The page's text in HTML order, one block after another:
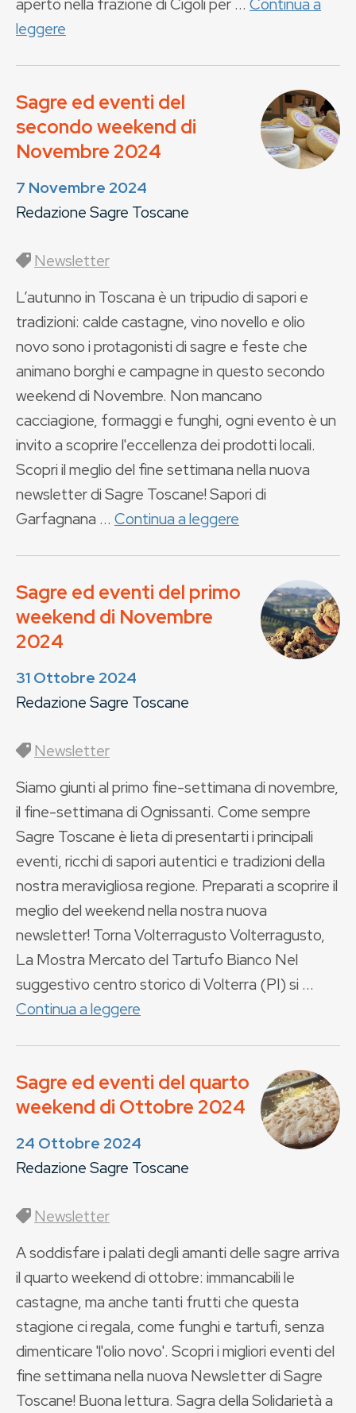
leggere
Sagre ed eventi del
secondo weekend di
Novembre 2024
7 Novembre 2024
Redazione Sagre Toscane
Newsletter
L’autunno in Toscana è un tripudio di sapori e
tradizioni: calde castagne, vino novello e olio
novo sono i protagonisti di sagre e feste che
animano borghi e campagne in questo secondo
weekend di Novembre. Non mancano
cacciagione, formaggi e funghi, ogni evento è un
invito a scoprire l'eccellenza dei prodotti locali.
Scopri il meglio del fine settimana nella nuova
newsletter di Sagre Toscane! Sapori di
Garfagnana ... Continua a leggere
Sagre ed eventi del primo
weekend di Novembre
2024
31 Ottobre 2024
Redazione Sagre Toscane
Newsletter
Siamo giunti al primo fine-settimana di novembre,
il fine-settimana di Ognissanti. Come sempre
Sagre Toscane è lieta di presentarti i principali
eventi, ricchi di sapori autentici e tradizioni della
nostra meravigliosa regione. Preparati a scoprire il
meglio del weekend nella nostra nuova
newsletter! Torna Volterragusto Volterragusto,
La Mostra Mercato del Tartufo Bianco Nel
suggestivo centro storico di Volterra (PI) si ...
Continua a leggere
Sagre ed eventi del quarto
weekend di Ottobre 2024
24 Ottobre 2024
Redazione Sagre Toscane
Newsletter
A soddisfare i palati degli amanti delle sagre arriva
il quarto weekend di ottobre: immancabili le
castagne, ma anche tanti frutti che questa
stagione ci regala, come funghi e tartufi, senza
dimenticare 'l'olio novo'. Scopri i migliori eventi del
fine settimana nella nuova Newsletter di Sagre
Toscane! Buona lettura. Sagra della Solidarietà a